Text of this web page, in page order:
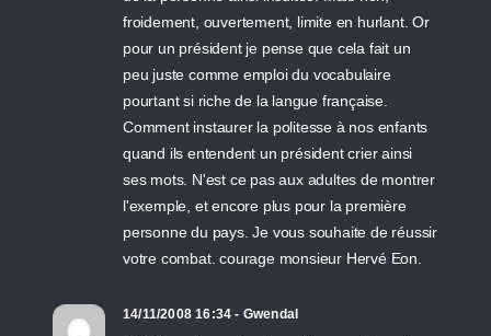
froidement, ouvertement, limite en hurlant. Or
pour un président je pense que cela fait un
peu juste comme emploi du vocabulaire
pourtant si riche de la langue française.
Comment instaurer la politesse à nos enfants
quand ils entendent un président crier ainsi
ses mots. N'est ce pas aux adultes de montrer
l'exemple, et encore plus pour la première
personne du pays. Je vous souhaite de réussir
votre combat. courage monsieur Hervé Eon.
14/11/2008 16:34 - Gwendal